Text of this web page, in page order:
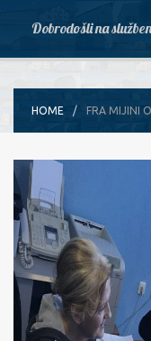
Dobrodošli na
HOME FRA MIJINI